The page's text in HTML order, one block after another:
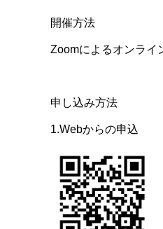
開催方法
Zoomによるオンライ
申し込み方法
1.Webからの申込